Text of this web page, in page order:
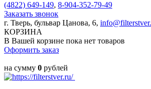
(4822) 649-149, 8-904-352-79-49
Заказать звонок
г. Тверь, бульвар Цанова, 6,
КОРЗИНА
В Вашей корзине пока нет товаров
Оформить заказ
на сумму 0 рублей